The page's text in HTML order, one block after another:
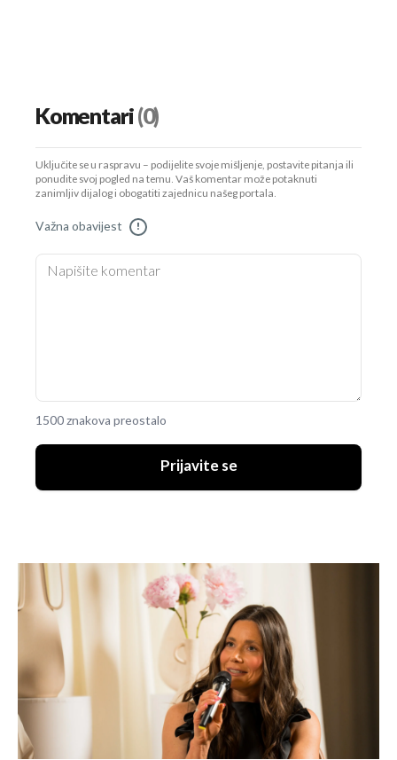
Komentari(0)
Uključite se u raspravu – podijelite svoje mišljenje, postavite pitanja ili
ponudite svoj pogled na temu. Vaš komentar može potaknuti
zanimljiv dijalog i obogatiti zajednicu našeg portala.
Važna obavijest !
1500 znakova preostalo
Prijavite se